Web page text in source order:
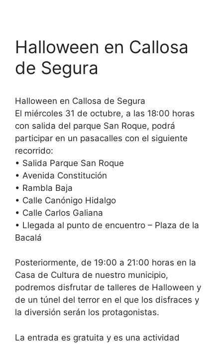
Halloween en Callosa
de Segura
Halloween en Callosa de Segura
El miércoles 31 de octubre, a las 18:00 horas
con salida del parque San Roque, podrá
participar en un pasacalles con el siguiente
recorrido:
• Salida Parque San Roque
• Avenida Constitución
• Rambla Baja
• Calle Canónigo Hidalgo
• Calle Carlos Galiana
• Llegada al punto de encuentro – Plaza de la
Bacalá
Posteriormente, de 19:00 a 21:00 horas en la
Casa de Cultura de nuestro municipio,
podremos disfrutar de talleres de Halloween y
de un túnel del terror en el que los disfraces y
la diversión serán los protagonistas.
La entrada es gratuita y es una actividad